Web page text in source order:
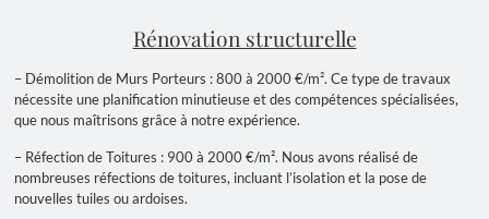
Rénovation structurelle
– Démolition de Murs Porteurs : 800 à 2000 €/m². Ce type de travaux
nécessite une planification minutieuse et des compétences spécialisées,
que nous maîtrisons grâce à notre expérience.
– Réfection de Toitures : 900 à 2000 €/m². Nous avons réalisé de
nombreuses réfections de toitures, incluant l’isolation et la pose de
nouvelles tuiles ou ardoises.